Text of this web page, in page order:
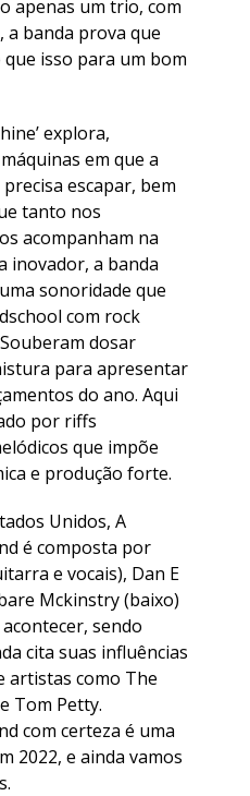
apenas um trio, com
banda prova que
isso para um bom
explora,
em que a
escapar, bem
tanto nos
acompanham na
inovador, a banda
sonoridade que
com rock
dosar
para apresentar
do ano. Aqui
por riffs
que impõe
e produção forte.
Unidos, A
é composta por
e vocais), Dan E
Mckinstry (baixo)
sendo
cita suas influências
artistas como The
Tom Petty.
com certeza é uma
2022, e ainda vamos